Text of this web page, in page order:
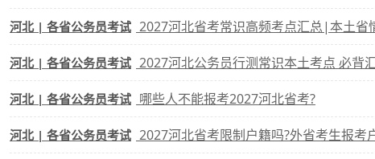
河北 | 各省公务员考试 2027河北省考常识高频考点汇总|本土省
河北 | 各省公务员考试 2027河北公务员行测常识本土考点 必背
河北 | 各省公务员考试 哪些人不能报考2027河北省考?
河北 | 各省公务员考试 2027河北省考限制户籍吗?外省考生报考